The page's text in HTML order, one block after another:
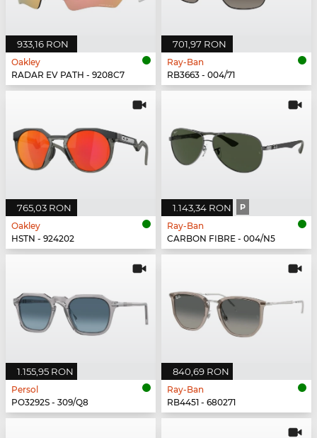
933,16 RON
Oakley
RADAR EV PATH - 9208C7
701,97 RON
Ray-Ban
RB3663 - 004/71
765,03 RON
Oakley
HSTN - 924202
1.143,34 RON P
Ray-Ban
CARBON FIBRE - 004/N5
1.155,95 RON
Persol
PO3292S - 309/Q8
840,69 RON
Ray-Ban
RB4451 - 680271